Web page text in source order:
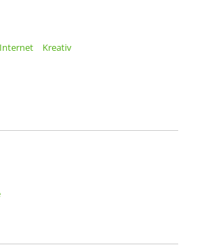
Internet
Kreativ